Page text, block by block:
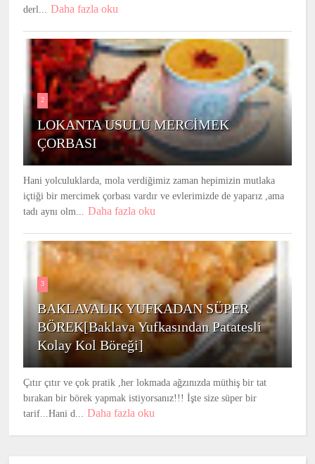
derl...
Daha fazla oku
2
LOKANTA USULU MERCİMEK
ÇORBASI
Hani yolculuklarda, mola verdiğimiz zaman hepimizin mutlaka
içtiği bir mercimek çorbası vardır ve evlerimizde de yaparız ,ama
tadı aynı olm...
Daha fazla oku
3
BAKLAVALIK YUFKADAN SÜPER
BÖREK[Baklava Yufkasından Patatesli
Kolay Kol Böreği]
Çıtır çıtır ve çok pratik ,her lokmada ağzınızda müthiş bir tat
bırakan bir börek yapmak istiyorsanız!!! İşte size süper bir
tarif...Hani d...
Daha fazla oku